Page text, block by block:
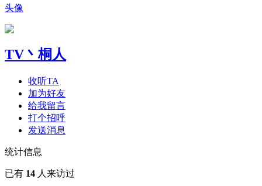
头像
TV丶桐人
收听TA
加为好友
给我留言
打个招呼
发送消息
统计信息
已有 14 人来访过